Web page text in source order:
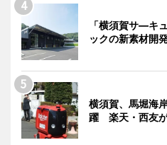
「横須賀サ―キ
ックの新素材開
横須賀、馬堀海
躍 楽天・西友